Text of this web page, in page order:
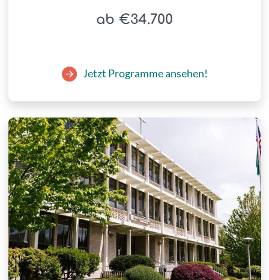
ab €34.700
Jetzt Programme ansehen!